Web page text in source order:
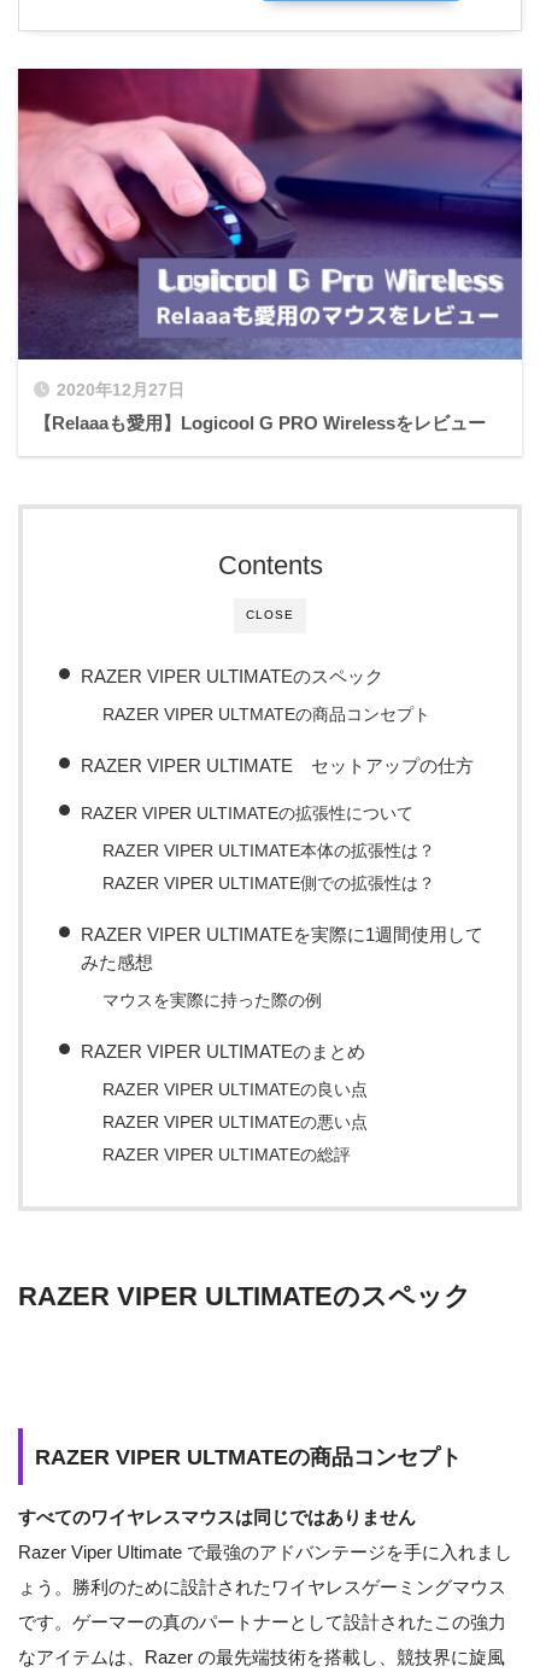
2020年12月27日
【Relaaaも愛用】Logicool G PRO Wirelessをレビュー
CLOSE
Contents
RAZER VIPER ULTIMATEのスペック
RAZER VIPER ULTMATEの商品コンセプト
RAZER VIPER ULTIMATE セットアップの仕方
RAZER VIPER ULTIMATEの拡張性について
RAZER VIPER ULTIMATE本体の拡張性は？
RAZER VIPER ULTIMATE側での拡張性は？
RAZER VIPER ULTIMATEを実際に1週間使用して
みた感想
マウスを実際に持った際の例
RAZER VIPER ULTIMATEのまとめ
RAZER VIPER ULTIMATEの良い点
RAZER VIPER ULTIMATEの悪い点
RAZER VIPER ULTIMATEの総評
RAZER VIPER ULTIMATEのスペック
RAZER VIPER ULTMATEの商品コンセプト
すべてのワイヤレスマウスは同じではありません
Razer Viper Ultimate で最強のアドバンテージを手に入れまし
ょう。勝利のために設計されたワイヤレスゲーミングマウス
です。ゲーマーの真のパートナーとして設計されたこの強力
なアイテムは、Razer の最先端技術を搭載し、競技界に旋風